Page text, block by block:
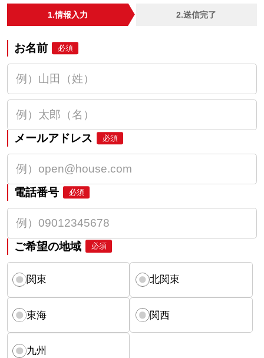
1.情報入力 2.送信完了
お名前 必須
メールアドレス 必須
電話番号 必須
ご希望の地域 必須
関東 北関東
東海 関西
九州